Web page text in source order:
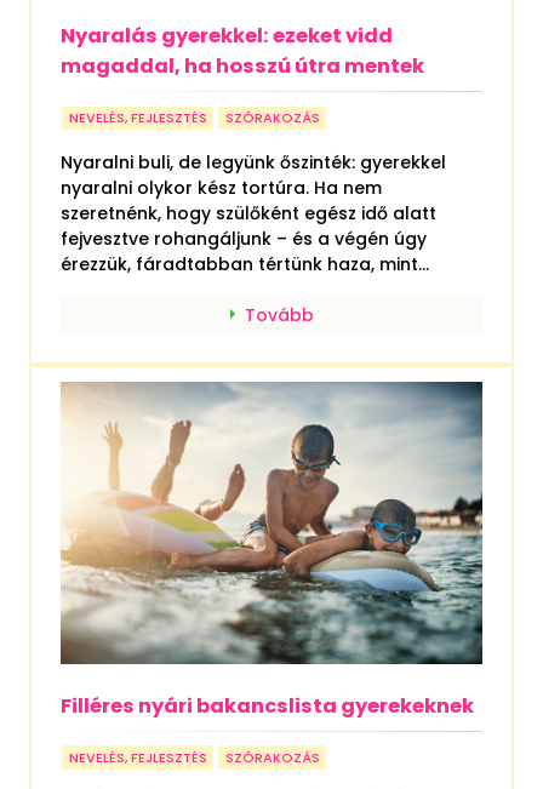
Nyaralás gyerekkel: ezeket vidd
magaddal, ha hosszú útra mentek
NEVELÉS, FEJLESZTÉS SZÓRAKOZÁS
Nyaralni buli, de legyünk őszinték: gyerekkel
nyaralni olykor kész tortúra. Ha nem
szeretnénk, hogy szülőként egész idő alatt
fejvesztve rohangáljunk – és a végén úgy
érezzük, fáradtabban tértünk haza, mint...
Tovább
Filléres nyári bakancslista gyerekeknek
NEVELÉS, FEJLESZTÉS SZÓRAKOZÁS